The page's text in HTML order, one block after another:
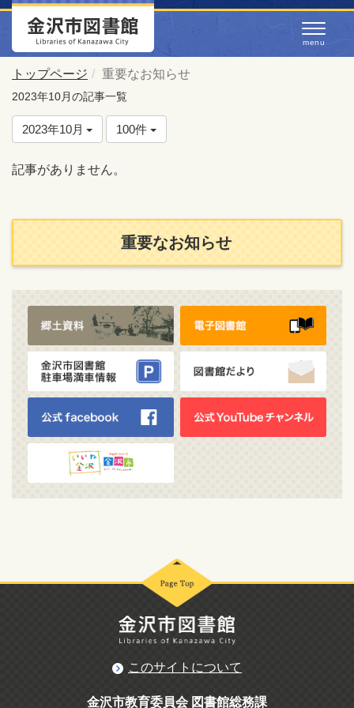
トップページ 重要なお知らせ
2023年10月の記事一覧
2023年10月 100件
記事がありません。
重要なお知らせ
このサイトについて
金沢市教育委員会 図書館総務課